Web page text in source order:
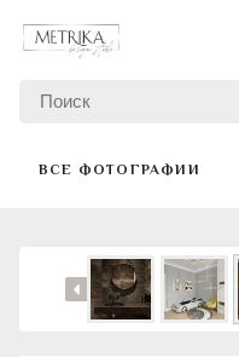
ВСЕ ФОТОГРАФИИ